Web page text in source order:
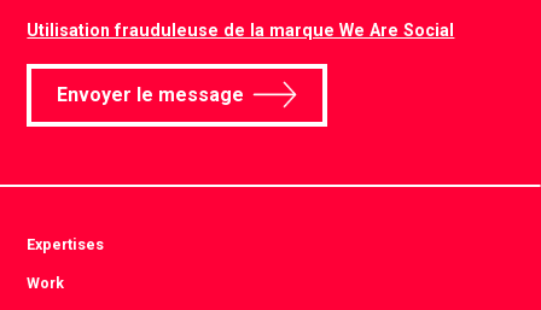
Utilisation frauduleuse de la marque We Are Social
Envoyer le message
Expertises
Work